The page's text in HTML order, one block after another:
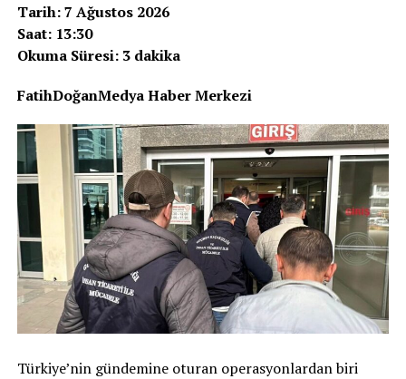
Tarih: 7 Ağustos 2026
Saat: 13:30
Okuma Süresi: 3 dakika
FatihDoğanMedya Haber Merkezi
Türkiye’nin gündemine oturan operasyonlardan biri